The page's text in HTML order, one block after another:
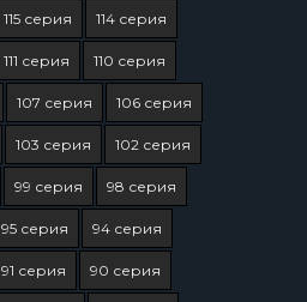
115 серия 114 серия
111 серия 110 серия
107 серия 106 серия
103 серия 102 серия
99 серия 98 серия
95 серия 94 серия
91 серия 90 серия